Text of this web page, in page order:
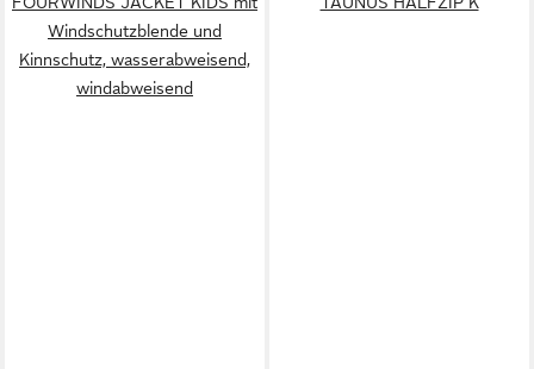
Windschutzblende und
Kinnschutz, wasserabweisend,
windabweisend